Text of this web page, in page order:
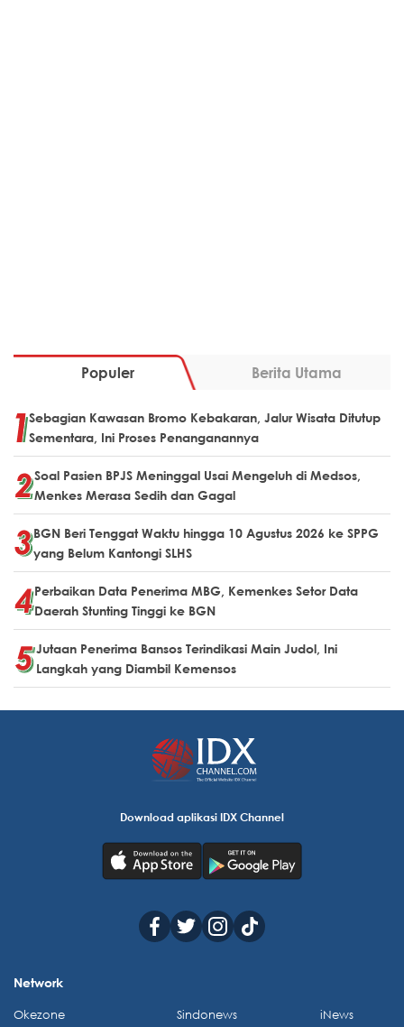
Populer Berita Utama
Sebagian Kawasan Bromo Kebakaran, Jalur Wisata Ditutup
Sementara, Ini Proses Penanganannya
Soal Pasien BPJS Meninggal Usai Mengeluh di Medsos,
Menkes Merasa Sedih dan Gagal
BGN Beri Tenggat Waktu hingga 10 Agustus 2026 ke SPPG
yang Belum Kantongi SLHS
Perbaikan Data Penerima MBG, Kemenkes Setor Data
Daerah Stunting Tinggi ke BGN
Jutaan Penerima Bansos Terindikasi Main Judol, Ini
Langkah yang Diambil Kemensos
Download aplikasi IDX Channel
Network
Okezone Sindonews iNews